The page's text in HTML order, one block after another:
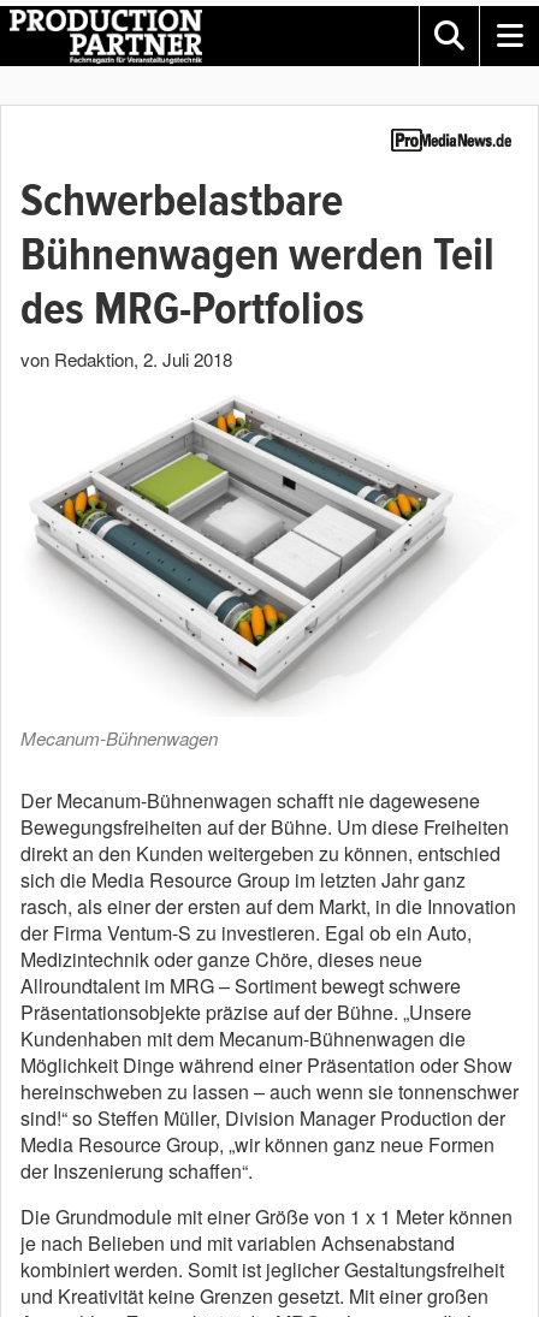
Schwerbelastbare
Bühnenwagen werden Teil
des MRG-Portfolios
von Redaktion, 2. Juli 2018
Mecanum-Bühnenwagen
Der Mecanum-Bühnenwagen schafft nie dagewesene
Bewegungsfreiheiten auf der Bühne. Um diese Freiheiten
direkt an den Kunden weitergeben zu können, entschied
sich die Media Resource Group im letzten Jahr ganz
rasch, als einer der ersten auf dem Markt, in die Innovation
der Firma Ventum-S zu investieren. Egal ob ein Auto,
Medizintechnik oder ganze Chöre, dieses neue
Allroundtalent im MRG – Sortiment bewegt schwere
Präsentationsobjekte präzise auf der Bühne. „Unsere
Kundenhaben mit dem Mecanum-Bühnenwagen die
Möglichkeit Dinge während einer Präsentation oder Show
hereinschweben zu lassen – auch wenn sie tonnenschwer
sind!“ so Steffen Müller, Division Manager Production der
Media Resource Group, „wir können ganz neue Formen
der Inszenierung schaffen“.
Die Grundmodule mit einer Größe von 1 x 1 Meter können
je nach Belieben und mit variablen Achsenabstand
kombiniert werden. Somit ist jeglicher Gestaltungsfreiheit
und Kreativität keine Grenzen gesetzt. Mit einer großen